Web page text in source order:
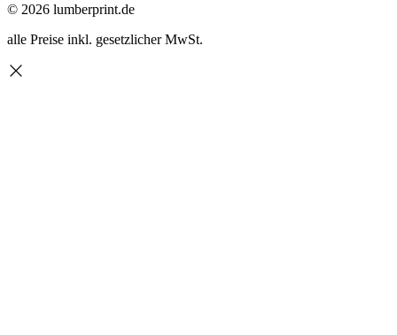
© 2026 lumberprint.de
alle Preise inkl. gesetzlicher MwSt.